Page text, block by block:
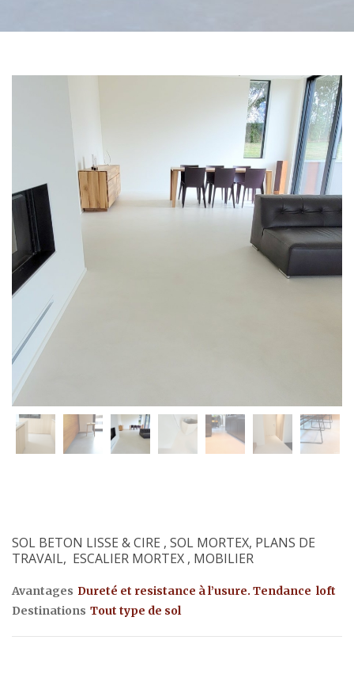
SOL BETON LISSE & CIRE , SOL MORTEX, PLANS DE
TRAVAIL, ESCALIER MORTEX , MOBILIER
Avantages Dureté et resistance à l’usure. Tendance loft
Destinations Tout type de sol